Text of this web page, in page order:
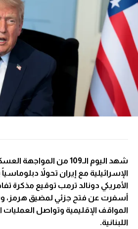
شهد اليوم الـ109 من
الإسرائيلية مع إيران تحولاً دبلوماسياً
الأمريكي دونالد ترمب توقيع مذكرة
أسفرت عن فتح جزئي لمضيق هرمز،
المواقف الإقليمية وتواصل
اللبنانية.